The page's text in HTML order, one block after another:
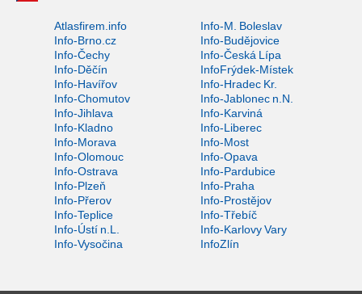
Atlasfirem.info
Info-M. Boleslav
Info-Brno.cz
Info-Budějovice
Info-Čechy
Info-Česká Lípa
Info-Děčín
InfoFrýdek-Místek
Info-Havířov
Info-Hradec Kr.
Info-Chomutov
Info-Jablonec n.N.
Info-Jihlava
Info-Karviná
Info-Kladno
Info-Liberec
Info-Morava
Info-Most
Info-Olomouc
Info-Opava
Info-Ostrava
Info-Pardubice
Info-Plzeň
Info-Praha
Info-Přerov
Info-Prostějov
Info-Teplice
Info-Třebíč
Info-Ústí n.L.
Info-Karlovy Vary
Info-Vysočina
InfoZlín